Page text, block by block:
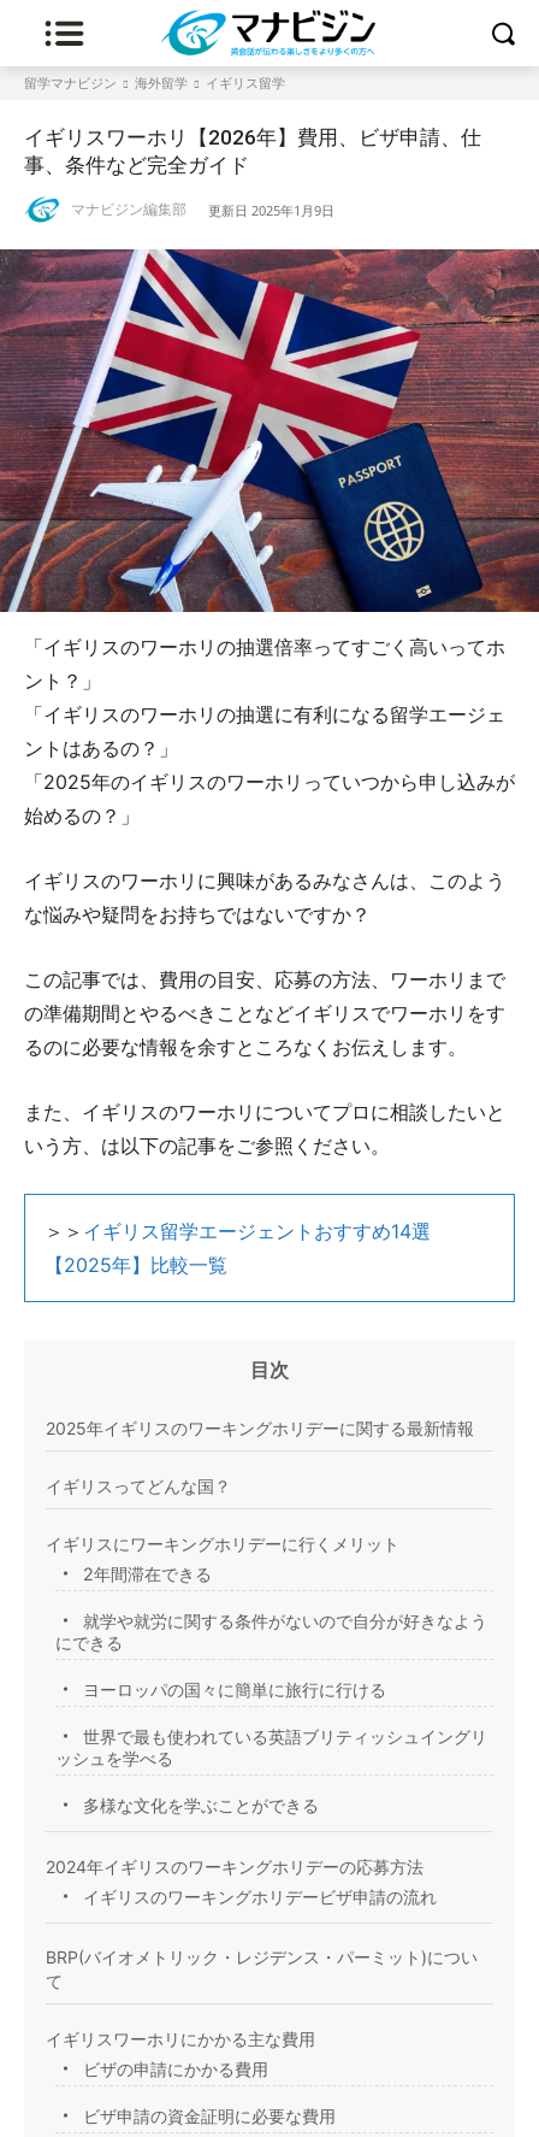
留学マナビジン 海外留学 イギリス留学
イギリスワーホリ【2026年】費用、ビザ申請、仕
事、条件など完全ガイド
マナビジン編集部 更新日 2025年1月9日
「イギリスのワーホリの抽選倍率ってすごく高いってホ
ント？」
「イギリスのワーホリの抽選に有利になる留学エージェ
ントはあるの？」
「2025年のイギリスのワーホリっていつから申し込みが
始めるの？」
イギリスのワーホリに興味があるみなさんは、このよう
な悩みや疑問をお持ちではないですか？
この記事では、費用の目安、応募の方法、ワーホリまで
の準備期間とやるべきことなどイギリスでワーホリをす
るのに必要な情報を余すところなくお伝えします。
また、イギリスのワーホリについてプロに相談したいと
いう方、は以下の記事をご参照ください。
＞＞ イギリス留学エージェントおすすめ14選
【2025年】比較一覧
目次
2025年イギリスのワーキングホリデーに関する最新情報
イギリスってどんな国？
イギリスにワーキングホリデーに行くメリット
2年間滞在できる
就学や就労に関する条件がないので自分が好きなよう
にできる
ヨーロッパの国々に簡単に旅行に行ける
世界で最も使われている英語ブリティッシュイングリ
ッシュを学べる
多様な文化を学ぶことができる
2024年イギリスのワーキングホリデーの応募方法
イギリスのワーキングホリデービザ申請の流れ
BRP(バイオメトリック・レジデンス・パーミット)につい
て
イギリスワーホリにかかる主な費用
ビザの申請にかかる費用
ビザ申請の資金証明に必要な費用